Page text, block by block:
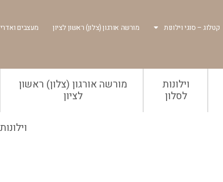
קטלוג – סוגי וילונות מורשה אורגון (צלון) ראשון לציון מעצבים
וילונות
לסלון
מורשה אורגון (צלון) ראשון
לציון